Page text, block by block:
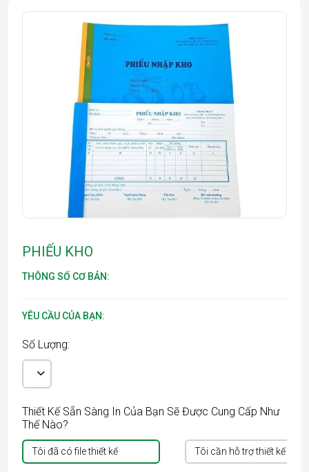
PHIẾU KHO
THÔNG SỐ CƠ BẢN:
YÊU CẦU CỦA BẠN:
Số Lượng:
Thiết Kế Sẵn Sàng In Của Bạn Sẽ Được Cung Cấp Như
Thế Nào?
Tôi đã có file thiết kế Tôi cần hỗ trợ thiết kế